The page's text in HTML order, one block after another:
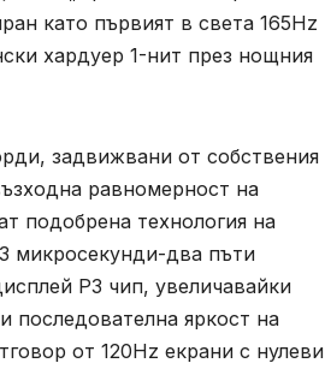
като първият в света 165Hz
хардуер 1-нит през нощния
задвижвани от собствения
равномерност на
подобрена технология на
микросекунди-два пъти
P3 чип, увеличавайки
последователна яркост на
от 120Hz екрани с нулеви